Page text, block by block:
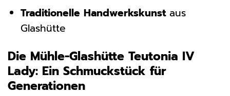
Traditionelle Handwerkskunstaus
Glashütte
Die Mühle-Glashütte Teutonia IV
Lady: Ein Schmuckstück für
Generationen